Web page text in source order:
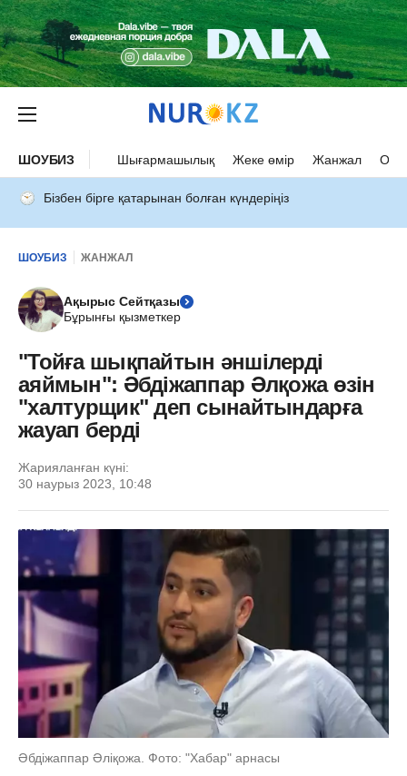
ШОУБИЗ Шығармашылық Жеке өмір Жанжал
Бізбен бірге қатарынан болған күндеріңіз
ШОУБИЗ ЖАНЖАЛ
Ақырыс Сейтқазы
Бұрынғы қызметкер
"Тойға шықпайтын әншілерді
аяймын": Әбдіжаппар Әлқожа өзін
"халтурщик" деп сынайтындарға
жауап берді
Жарияланған күні:
30 наурыз 2023, 10:48
Әбдіжаппар Әліқожа. Фото: "Хабар" арнасы